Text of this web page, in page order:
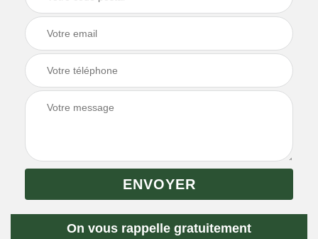
On vous rappelle gratuitement